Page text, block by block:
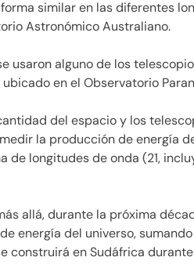
similar en las diferentes
Astronómico Australiano.
usaron alguno de los
ubicado en el Observatorio
del espacio y los
la producción de energía
de longitudes de onda (21,
allá, durante la próxima
energía del universo,
construirá en Sudáfrica